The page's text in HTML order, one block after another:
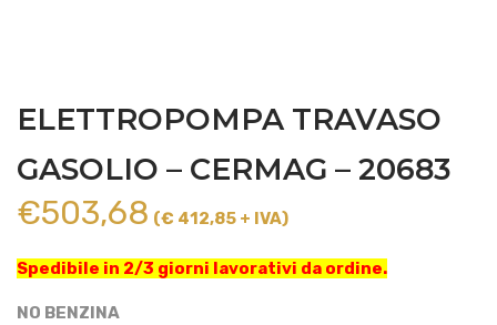
ELETTROPOMPA TRAVASO
GASOLIO – CERMAG – 20683
€503,68 (€ 412,85 + IVA)
Spedibile in 2/3 giorni lavorativi da ordine.
NO BENZINA